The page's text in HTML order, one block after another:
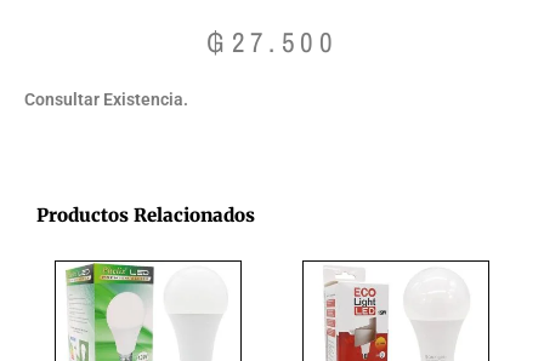
₲ 27.500
Consultar Existencia.
Productos Relacionados